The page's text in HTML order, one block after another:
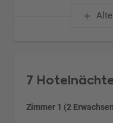
7
Zimmer 1 (2